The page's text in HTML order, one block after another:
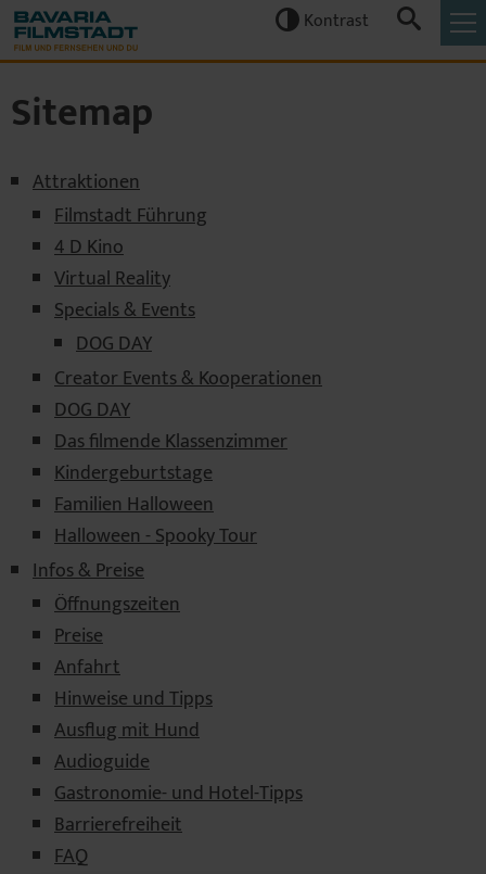
 Kontrast 
Sitemap
Attraktionen
Filmstadt Führung
4 D Kino
Virtual Reality
Specials & Events
DOG DAY
Creator Events & Kooperationen
DOG DAY
Das filmende Klassenzimmer
Kindergeburtstage
Familien Halloween
Halloween - Spooky Tour
Infos & Preise
Öffnungszeiten
Preise
Anfahrt
Hinweise und Tipps
Ausflug mit Hund
Audioguide
Gastronomie- und Hotel-Tipps
Barrierefreiheit
FAQ